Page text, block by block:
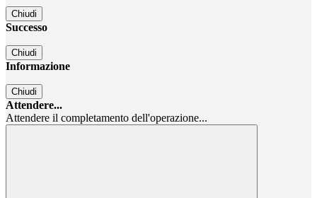
Chiudi
Successo
Chiudi
Informazione
Chiudi
Attendere...
Attendere il completamento dell'operazione...